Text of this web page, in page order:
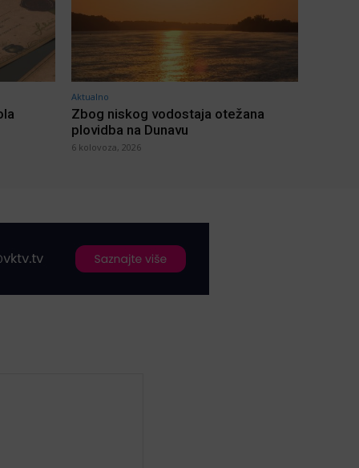
Aktualno
Zbog niskog vodostaja otežana
plovidba na Dunavu
6 kolovoza, 2026